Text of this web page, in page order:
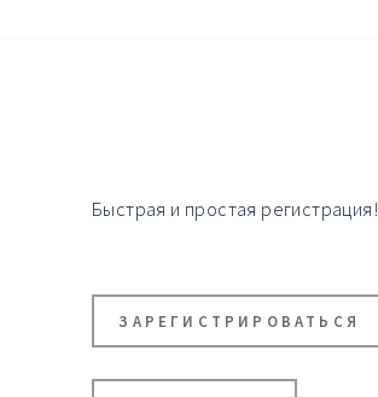
Быстрая и простая регистрация!
ЗАРЕГИСТРИРОВАТЬСЯ